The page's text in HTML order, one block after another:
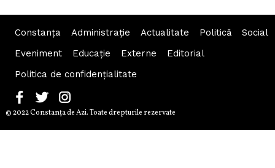
Constanța Administraţie Actualitate Politică
Social
Eveniment
Educaţie Externe
Editorial
Politica de confidențialitate
© 2022 Constanţa de Azi. Toate drepturile rezervate